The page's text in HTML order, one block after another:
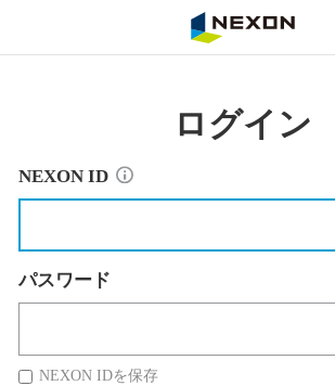
ログイン
NEXON ID
パスワード
NEXON IDを保存